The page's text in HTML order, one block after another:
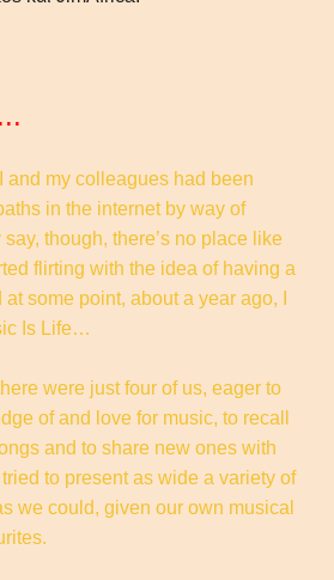
and my colleagues had been
in the internet by way of
though, there’s no place like
flirting with the idea of having a
some point, about a year ago, I
Is Life…
were just four of us, eager to
of and love for music, to recall
and to share new ones with
to present as wide a variety of
we could, given our own musical